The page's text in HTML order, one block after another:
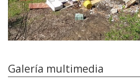
Galería multimedia